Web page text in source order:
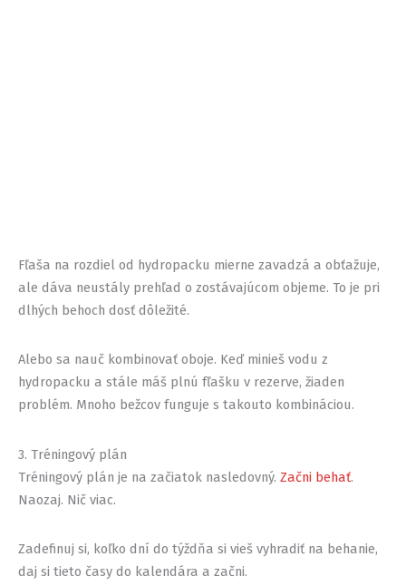
Fľaša na rozdiel od hydropacku mierne zavadzá a obťažuje,
ale dáva neustály prehľad o zostávajúcom objeme. To je pri
dlhých behoch dosť dôležité.
Alebo sa nauč kombinovať oboje. Keď minieš vodu z
hydropacku a stále máš plnú fľašku v rezerve, žiaden
problém. Mnoho bežcov funguje s takouto kombináciou.
3. Tréningový plán
Tréningový plán je na začiatok nasledovný. Začni behať.
Naozaj. Nič viac.
Zadefinuj si, koľko dní do týždňa si vieš vyhradiť na behanie,
daj si tieto časy do kalendára a začni.